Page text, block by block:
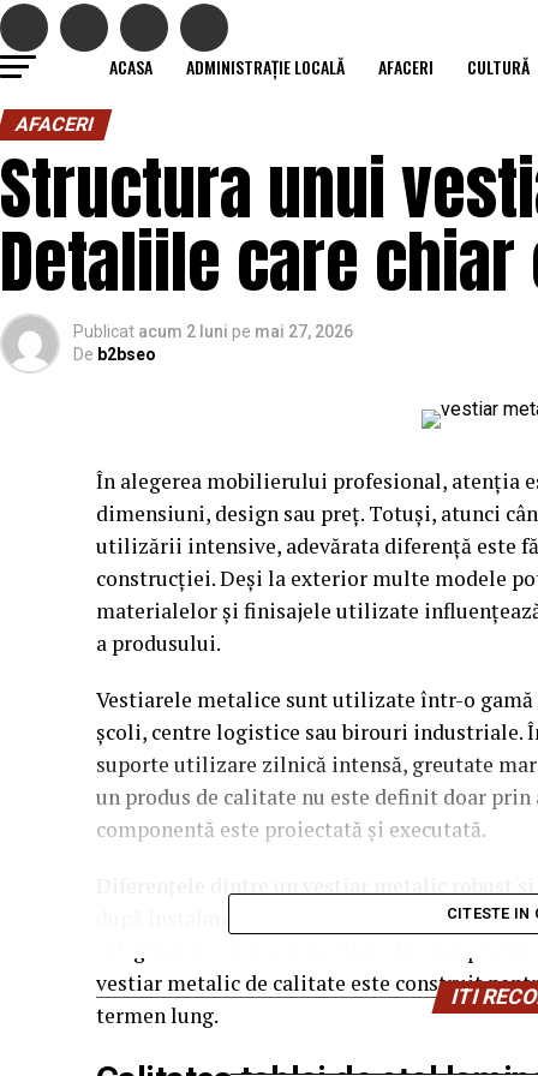
ACASA ADMINISTRAȚIE LOCALĂ AFACERI CULTURĂ
AFACERI
Structura unui
Detaliile care chiar
Publicat acum 2 luni pe mai 27, 2026
De b2bseo
În alegerea mobilierului profesional, atenția
dimensiuni, design sau preț. Totuși, atunci
utilizării intensive, adevărata diferență este
construcției. Deși la exterior multe modele
materialelor și finisajele utilizate
a produsului.
Vestiarele metalice sunt utilizate într-o
școli, centre logistice sau birouri industriale.
suporte utilizare zilnică intensă, greutate
un produs de calitate nu este definit doar
componentă este proiectată și executată.
după instalare. Ușile care se deformează,
vestiar metalic de calitate este construit
termen lung.
CITESTE IN
ITI